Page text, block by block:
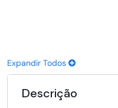
Expandir Todos
Descrição